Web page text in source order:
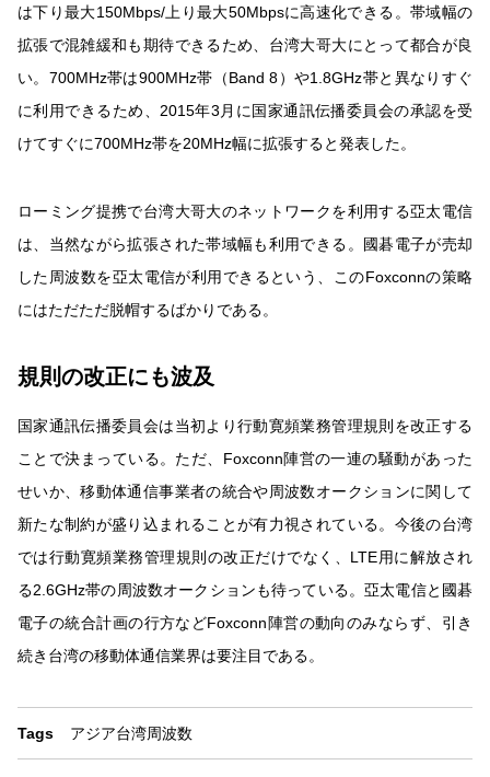
は下り最大150Mbps/上り最大50Mbpsに高速化できる。帯域幅の
拡張で混雑緩和も期待できるため、台湾大哥大にとって都合が良
い。700MHz帯は900MHz帯（Band 8）や1.8GHz帯と異なりすぐ
に利用できるため、2015年3月に国家通訊伝播委員会の承認を受
けてすぐに700MHz帯を20MHz幅に拡張すると発表した。
ローミング提携で台湾大哥大のネットワークを利用する亞太電信
は、当然ながら拡張された帯域幅も利用できる。國碁電子が売却
した周波数を亞太電信が利用できるという、このFoxconnの策略
にはただただ脱帽するばかりである。
規則の改正にも波及
国家通訊伝播委員会は当初より行動寛頻業務管理規則を改正する
ことで決まっている。ただ、Foxconn陣営の一連の騒動があった
せいか、移動体通信事業者の統合や周波数オークションに関して
新たな制約が盛り込まれることが有力視されている。今後の台湾
では行動寛頻業務管理規則の改正だけでなく、LTE用に解放され
る2.6GHz帯の周波数オークションも待っている。亞太電信と國碁
電子の統合計画の行方などFoxconn陣営の動向のみならず、引き
続き台湾の移動体通信業界は要注目である。
Tags アジア台湾周波数